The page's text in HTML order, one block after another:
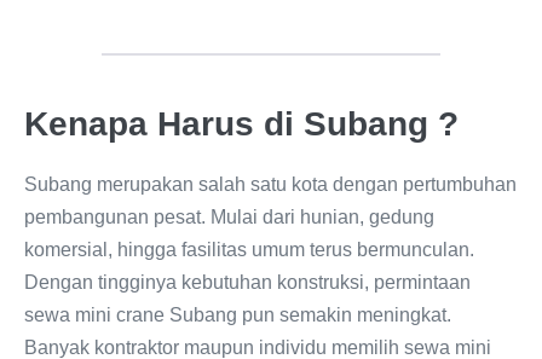
Kenapa Harus di Subang ?
Subang merupakan salah satu kota dengan pertumbuhan
pembangunan pesat. Mulai dari hunian, gedung
komersial, hingga fasilitas umum terus bermunculan.
Dengan tingginya kebutuhan konstruksi, permintaan
sewa mini crane Subang pun semakin meningkat.
Banyak kontraktor maupun individu memilih sewa mini